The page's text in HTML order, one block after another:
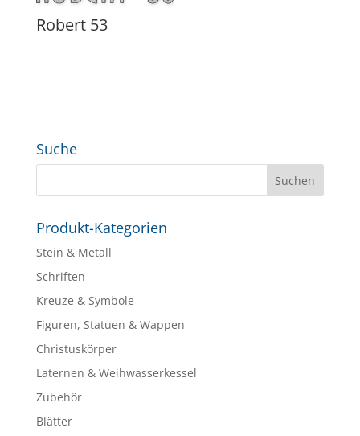
Robert 53
Suche
Produkt-Kategorien
Stein & Metall
Schriften
Kreuze & Symbole
Figuren, Statuen & Wappen
Christuskörper
Laternen & Weihwasserkessel
Zubehör
Blätter